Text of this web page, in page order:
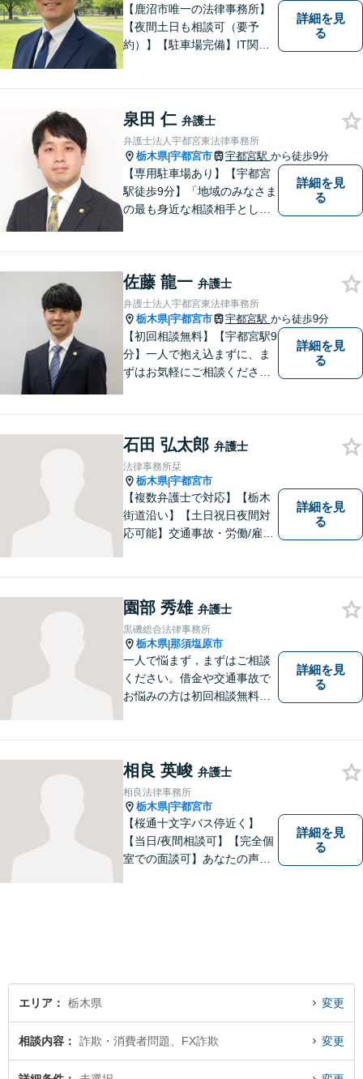
【鹿沼市唯一の法律事務所】
【夜間土日も相談可（要予
約）】【駐車場完備】IT関連
せ下さい。
詳細を見
る
泉田 仁 弁護士
弁護士法人宇都宮東法律事務所
栃木県|宇都宮市 宇都宮駅 から徒歩9分
【専用駐車場あり】【宇都宮
駅徒歩9分】「地域のみなさま
の最も身近な相談相手として
通事故／遺産相続／借金問題
／企業法務／離婚問題などさ
まざまな分野に力を入れてお
ります。
詳細を見
る
佐藤 龍一 弁護士
弁護士法人宇都宮東法律事務所
栃木県|宇都宮市 宇都宮駅 から徒歩9分
【初回相談無料】【宇都宮駅9
分】一人で抱え込まずに、ま
ずはお気軽にご相談くださ
詳細を見
る
石田 弘太郎 弁護士
法律事務所栞
栃木県|宇都宮市
【複数弁護士で対応】【栃木
街道沿い】【土日祝日夜間対
応可能】交通事故・労働/雇用
い。
詳細を見
る
園部 秀雄 弁護士
黒磯総合法律事務所
栃木県|那須塩原市
一人で悩まず，まずはご相談
ください。借金や交通事故で
お悩みの方は初回相談無料で
詳細を見
る
相良 英峻 弁護士
相良法律事務所
栃木県|宇都宮市
【桜通十文字バス停近く】
【当日/夜間相談可】【完全個
室での面談可】あなたの声を
詳細を見
る
エリア 栃木県 変更
相談内容 詐欺・消費者問題、FX詐欺 変更